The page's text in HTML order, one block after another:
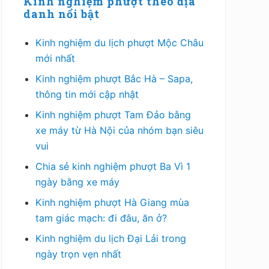
danh nổi bật
Kinh nghiệm du lịch phượt Mộc Châu
mới nhất
Kinh nghiệm phượt Bắc Hà – Sapa,
thông tin mới cập nhật
Kinh nghiệm phượt Tam Đảo bằng
xe máy từ Hà Nội của nhóm bạn siêu
vui
Chia sẻ kinh nghiệm phượt Ba Vì 1
ngày bằng xe máy
Kinh nghiệm phượt Hà Giang mùa
tam giác mạch: đi đâu, ăn ở?
Kinh nghiệm du lịch Đại Lải trong
ngày trọn vẹn nhất